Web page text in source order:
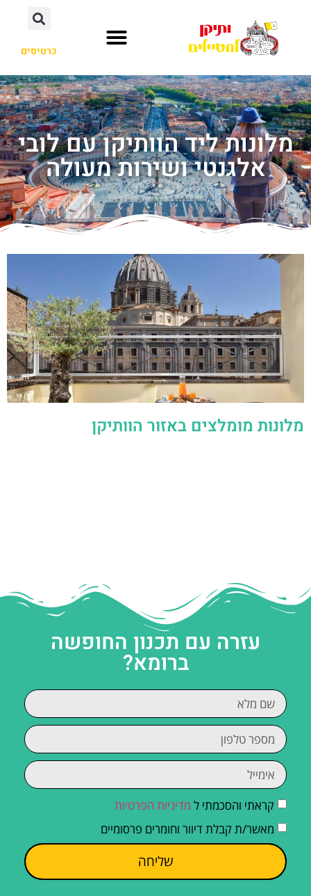
כרטיסים
מלונות ליד הוותיקן עם לובי
אלגנטי ושירות מעולה
מלונות מומלצים באזור הוותיקן
עזרה עם תכנון החופשה
ברומא?
קראתי והסכמתי ל מדיניות הפרטיות
מאשר/ת קבלת דיוור וחומרים פרסומיים
שליחה